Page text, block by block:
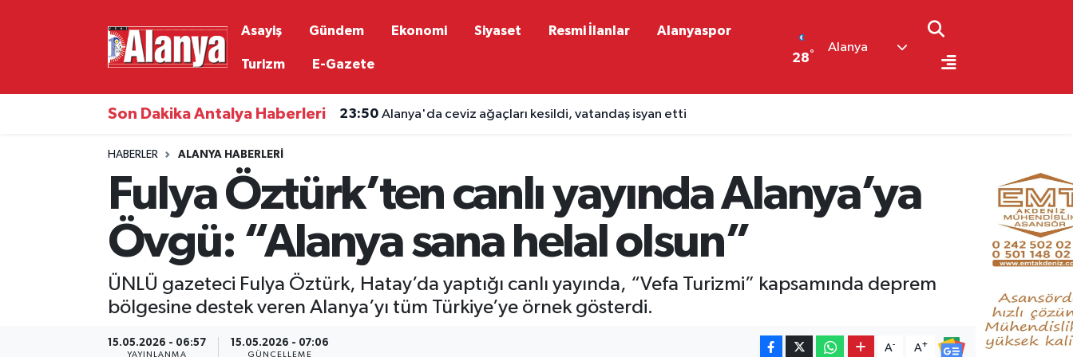
Asayiş Gündem Ekonomi Siyaset Resmi İlanlar Alanyaspor
Turizm E-Gazete 28°
Alanya
Son Dakika Antalya Haberleri 23:46 Alanya'nın başarılı öğrencilerine Kaymakam Öztürk'ten tebrik
HABERLER ALANYA HABERLERI
Fulya Öztürk’ten canlı yayında Alanya’ya
Övgü: “Alanya sana helal olsun”
ÜNLÜ gazeteci Fulya Öztürk, Hatay’da yaptığı canlı yayında, “Vefa Turizmi” kapsamında deprem
bölgesine destek veren Alanya’yı tüm Türkiye’ye örnek gösterdi.
15.05.2026 - 06:57
YAYINLANMA
15.05.2026 - 07:06
GÜNCELLEME
A- A+
Resmi İlanlar
Antalya Nöbetçi Eczaneler
Antalya Trafik Yoğunluk Haritası
Süper Lig Puan Durumu ve Fikstür
Son Dakika Haberleri
Haber Arşivi